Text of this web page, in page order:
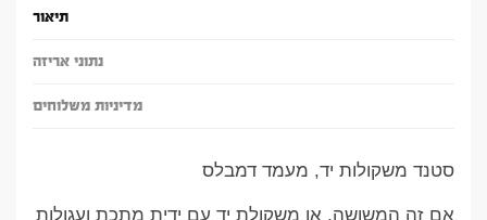
תיאור
נתוני אריזה
מדיניות משלוחים
סטנד משקולות יד, מעמד דמבלס
אם זה המשושה, או משקולת יד עם ידית מתכת ועגולות